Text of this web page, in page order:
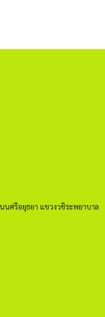
ศรีอยุธยา แขวงวชิระพยาบาล